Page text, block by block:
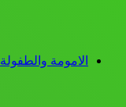
الامومة والطفولة